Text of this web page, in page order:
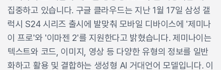
집중하고 있습니다. 구글 클라우드는 지난 1월 17일 삼성 갤
럭시 S24 시리즈 출시에 발맞춰 모바일 디바이스에 '제미나
이 프로'와 '이마젠 2'를 지원한다고 밝혔습니다. 제미나이는
텍스트와 코드, 이미지, 영상 등 다양한 유형의 정보를 일반
화하고 활용 및 결합하는 생성형 AI 거대언어 모델입니다. 이